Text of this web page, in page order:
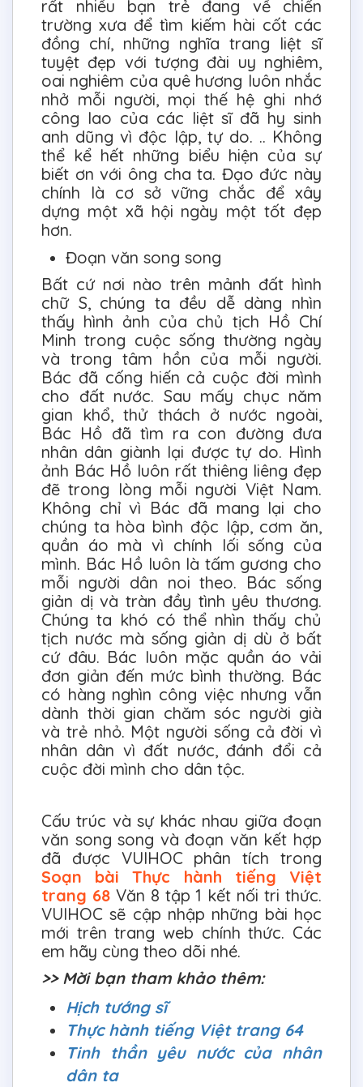
rất nhiều bạn trẻ đang về chiến
trường xưa để tìm kiếm hài cốt các
đồng chí, những nghĩa trang liệt sĩ
tuyệt đẹp với tượng đài uy nghiêm,
oai nghiêm của quê hương luôn nhắc
nhở mỗi người, mọi thế hệ ghi nhớ
công lao của các liệt sĩ đã hy sinh
anh dũng vì độc lập, tự do. .. Không
thể kể hết những biểu hiện của sự
biết ơn với ông cha ta. Đạo đức này
chính là cơ sở vững chắc để xây
dựng một xã hội ngày một tốt đẹp
hơn.
Đoạn văn song song
Bất cứ nơi nào trên mảnh đất hình
chữ S, chúng ta đều dễ dàng nhìn
thấy hình ảnh của chủ tịch Hồ Chí
Minh trong cuộc sống thường ngày
và trong tâm hồn của mỗi người.
Bác đã cống hiến cả cuộc đời mình
cho đất nước. Sau mấy chục năm
gian khổ, thử thách ở nước ngoài,
Bác Hồ đã tìm ra con đường đưa
nhân dân giành lại được tự do. Hình
ảnh Bác Hồ luôn rất thiêng liêng đẹp
đẽ trong lòng mỗi người Việt Nam.
Không chỉ vì Bác đã mang lại cho
chúng ta hòa bình độc lập, cơm ăn,
quần áo mà vì chính lối sống của
mình. Bác Hồ luôn là tấm gương cho
mỗi người dân noi theo. Bác sống
giản dị và tràn đầy tình yêu thương.
Chúng ta khó có thể nhìn thấy chủ
tịch nước mà sống giản dị dù ở bất
cứ đâu. Bác luôn mặc quần áo vải
đơn giản đến mức bình thường. Bác
có hàng nghìn công việc nhưng vẫn
dành thời gian chăm sóc người già
và trẻ nhỏ. Một người sống cả đời vì
nhân dân vì đất nước, đánh đổi cả
cuộc đời mình cho dân tộc.
Cấu trúc và sự khác nhau giữa đoạn
văn song song và đoạn văn kết hợp
đã được VUIHOC phân tích trong
Soạn bài Thực hành tiếng Việt
trang 68 Văn 8 tập 1 kết nối tri thức.
VUIHOC sẽ cập nhập những bài học
mới trên trang web chính thức. Các
em hãy cùng theo dõi nhé.
>> Mời bạn tham khảo thêm:
Hịch tướng sĩ
Thực hành tiếng Việt trang 64
Tinh thần yêu nước của nhân
dân ta